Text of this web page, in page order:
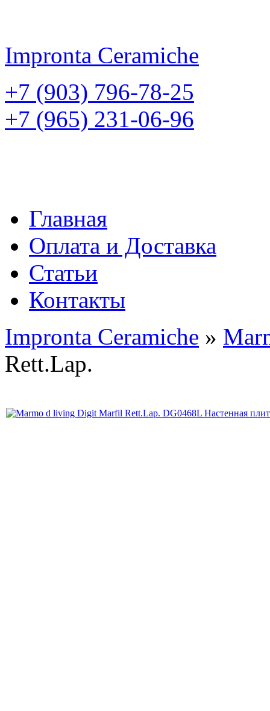
Impronta Ceramiche
+7 (903) 796-78-25
+7 (965) 231-06-96
Главная
Оплата и Доставка
Статьи
Контакты
Impronta Ceramiche »
Rett.Lap.